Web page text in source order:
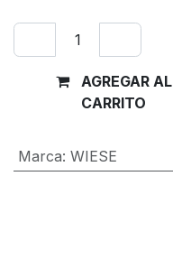
AGREGAR AL
CARRITO
Marca: WIESE